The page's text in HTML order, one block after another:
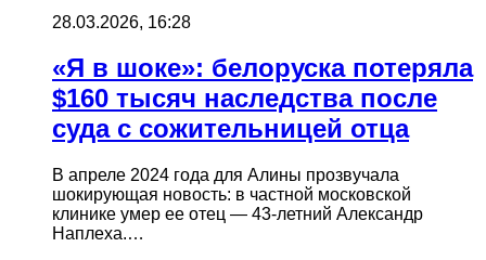
28.03.2026, 16:28
«Я в шоке»: белоруска потеряла
$160 тысяч наследства после
суда с сожительницей отца
В апреле 2024 года для Алины прозвучала
шокирующая новость: в частной московской
клинике умер ее отец — 43-летний Александр
Наплеха.…